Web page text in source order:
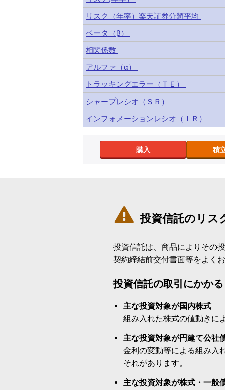
リスク（年率）楽天証券分類平均
ベータ（β）
相関係数
アルファ（α）
トラッキングエラー（ＴＥ）
シャープレシオ（ＳＲ）
インフォメーションレシオ（ＩＲ）
購入 積
 投資信託のリス
投資信託は、商品によりその
契約締結前交付書面等をよく
投資信託の取引にかか
主な投資対象が国内株式
組み入れた株式の値動きに
主な投資対象が円建て公社
金利の変動等による組み入
それがあります。
主な投資対象が株式・一般